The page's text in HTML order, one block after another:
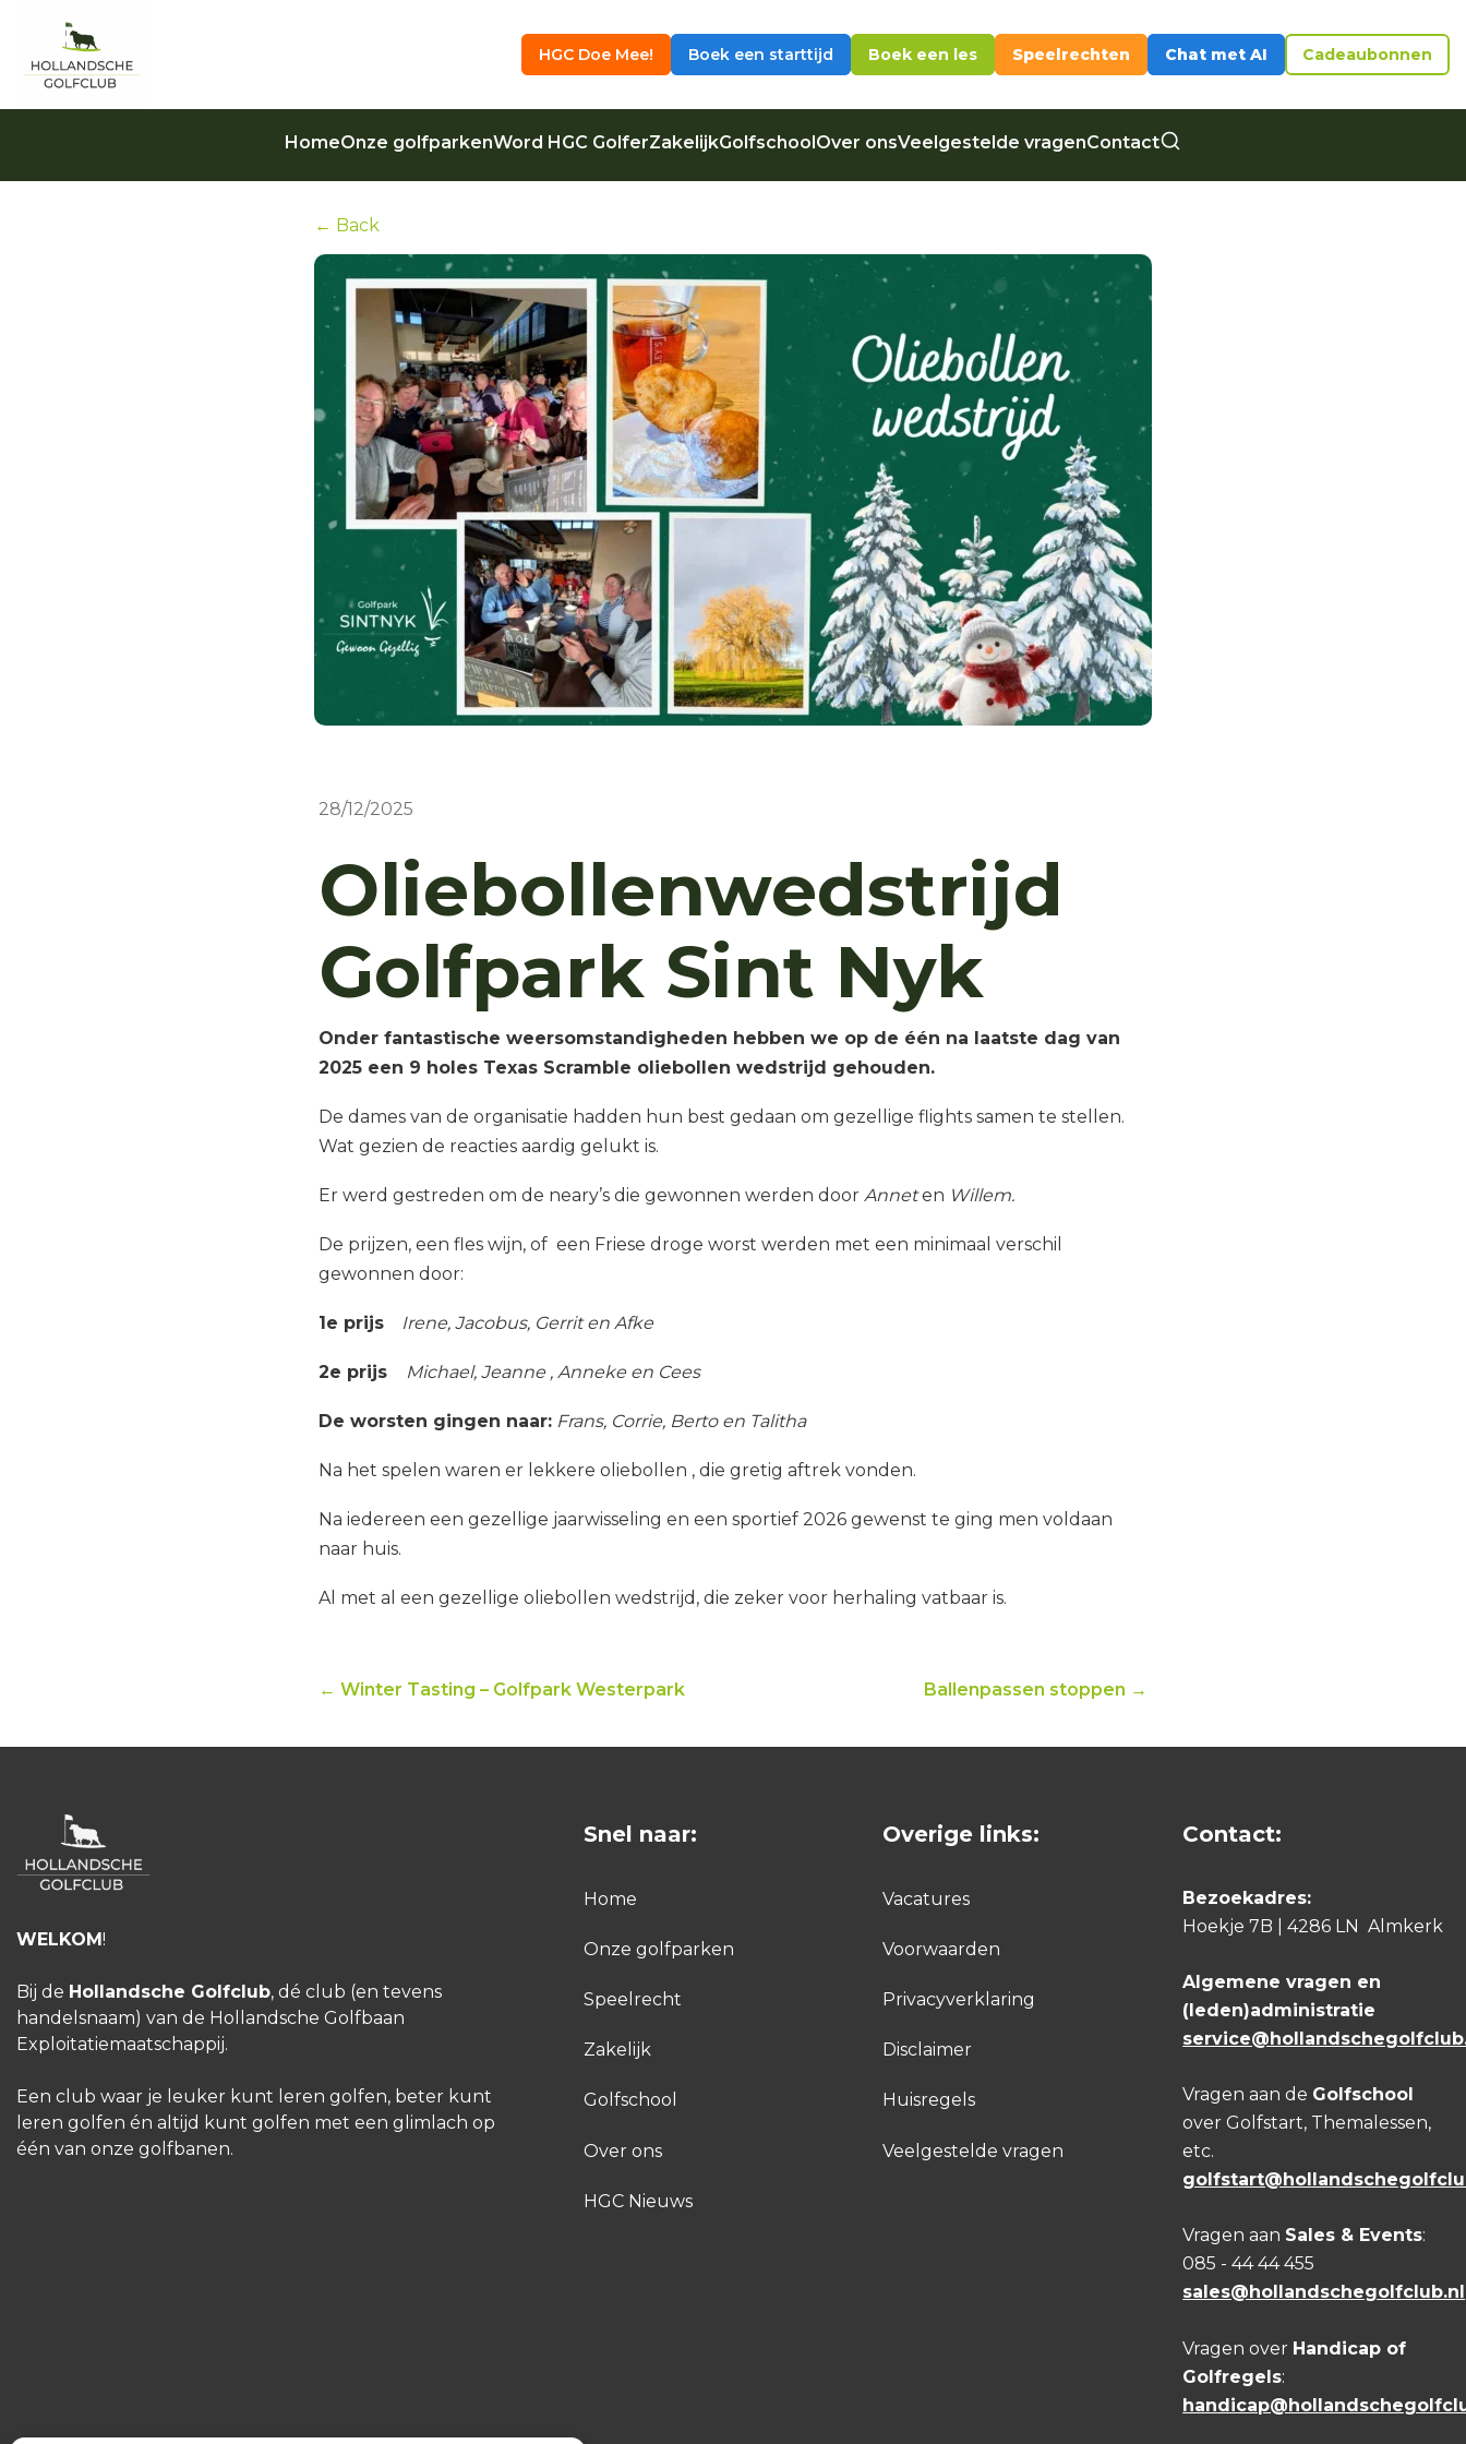
HGC Doe Mee! Boek een starttijd Boek een les Speelrechten Chat met AI Cadeaubonnen
HomeOnze golfparkenWord HGC GolferZakelijkGolfschool Over onsVeelgestelde vragenContact
← Back
28/12/2025
Oliebollenwedstrijd
Golfpark Sint Nyk
Onder fantastische weersomstandigheden hebben we op de één na laatste dag van
2025 een 9 holes Texas Scramble oliebollen wedstrijd gehouden.
De dames van de organisatie hadden hun best gedaan om gezellige flights samen te stellen.
Wat gezien de reacties aardig gelukt is.
Er werd gestreden om de neary’s die gewonnen werden door Anneten Willem.
De prijzen, een fles wijn, of een Friese droge worst werden met een minimaal verschil
gewonnen door:
1e prijs Irene, Jacobus, Gerrit en Afke
2e prijs Michael, Jeanne , Anneke en Cees
De worsten gingen naar: Frans, Corrie, Berto en Talitha
Na het spelen waren er lekkere oliebollen , die gretig aftrek vonden.
Na iedereen een gezellige jaarwisseling en een sportief 2026 gewenst te ging men voldaan
naar huis.
Al met al een gezellige oliebollen wedstrijd, die zeker voor herhaling vatbaar is.
← Winter Tasting – Golfpark Westerpark Ballenpassen stoppen →
WELKOM!
Bij de Hollandsche Golfclub, dé club (en tevens
handelsnaam) van de Hollandsche Golfbaan
Exploitatiemaatschappij.
Een club waar je leuker kunt leren golfen, beter kunt
leren golfen én altijd kunt golfen met een glimlach op
één van onze golfbanen.
Snel naar:
Home
Onze golfparken
Speelrecht
Zakelijk
Golfschool
Over ons
HGC Nieuws
Overige links:
Vacatures
Voorwaarden
Privacyverklaring
Disclaimer
Huisregels
Veelgestelde vragen
Contact:
Bezoekadres:
Hoekje 7B | 4286 LN Almkerk
Algemene vragen en
(leden)administratie
Vragen aan de Golfschool
over Golfstart, Themalessen,
etc.
Vragen aan Sales & Events:
085 - 44 44 455
sales@hollandschegolfclub.nl
Vragen over Handicap of
Golfregels: